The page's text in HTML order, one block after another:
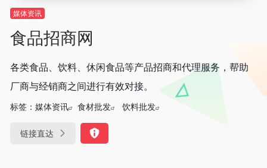
媒体资讯
食品招商网
各类食品、饮料、休闲食品等产品招商和代理服务，帮助
厂商与经销商之间进行有效对接。
标签： 媒体资讯 食材批发 饮料批发
链接直达